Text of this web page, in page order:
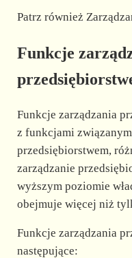
Patrz również
Funkcje
Funkcje zarządzania
z funkcjami
przedsiębiorstwem,
zarządzanie
wyższym poziomie
obejmuje więcej niż
Funkcje zarządzania
następujące: